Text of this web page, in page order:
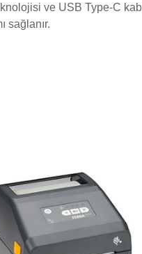
ve USB Type-C
sağlanır.